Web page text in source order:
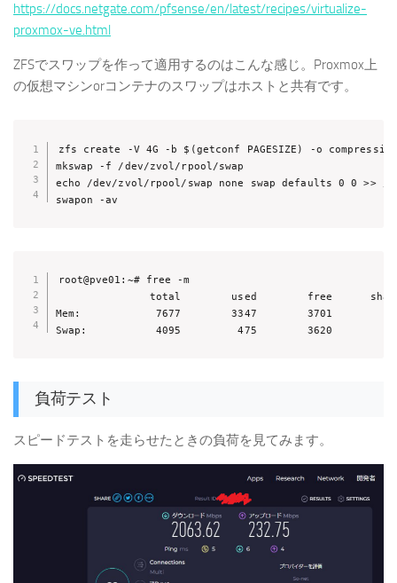
https://docs.netgate.com/pfsense/en/latest/recipes/virtualize-
proxmox-ve.html
ZFSでスワップを作って適用するのはこんな感じ。Proxmox上
の仮想マシンorコンテナのスワップはホストと共有です。
zfs create -V 4G -b $(getconf PAGESIZE) -o
mkswap -f /dev/zvol/rpool/swap
echo /dev/zvol/rpool/swap none swap defaults 0 0 >> /
swapon -av
root@pve01:~# free -m
total        used        free
Mem:            7677        3347        3701
Swap:           4095         475        3620
負荷テスト
スピードテストを走らせたときの負荷を見てみます。